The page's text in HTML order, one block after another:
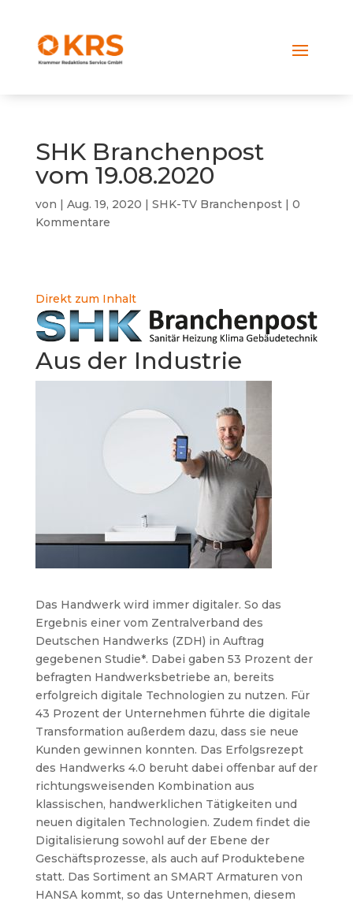
SHK Branchenpost
vom 19.08.2020
von | Aug. 19, 2020 | SHK-TV Branchenpost| 0
Kommentare
Direkt zum Inhalt
Aus der Industrie
Das Handwerk wird immer digitaler. So das
Ergebnis einer vom Zentralverband des
Deutschen Handwerks (ZDH) in Auftrag
gegebenen Studie*. Dabei gaben 53 Prozent der
befragten Handwerksbetriebe an, bereits
erfolgreich digitale Technologien zu nutzen. Für
43 Prozent der Unternehmen führte die digitale
Transformation außerdem dazu, dass sie neue
Kunden gewinnen konnten. Das Erfolgsrezept
des Handwerks 4.0 beruht dabei offenbar auf der
richtungsweisenden Kombination aus
klassischen, handwerklichen Tätigkeiten und
neuen digitalen Technologien. Zudem findet die
Digitalisierung sowohl auf der Ebene der
Geschäftsprozesse, als auch auf Produktebene
statt. Das Sortiment an SMART Armaturen von
HANSA kommt, so das Unternehmen, diesem